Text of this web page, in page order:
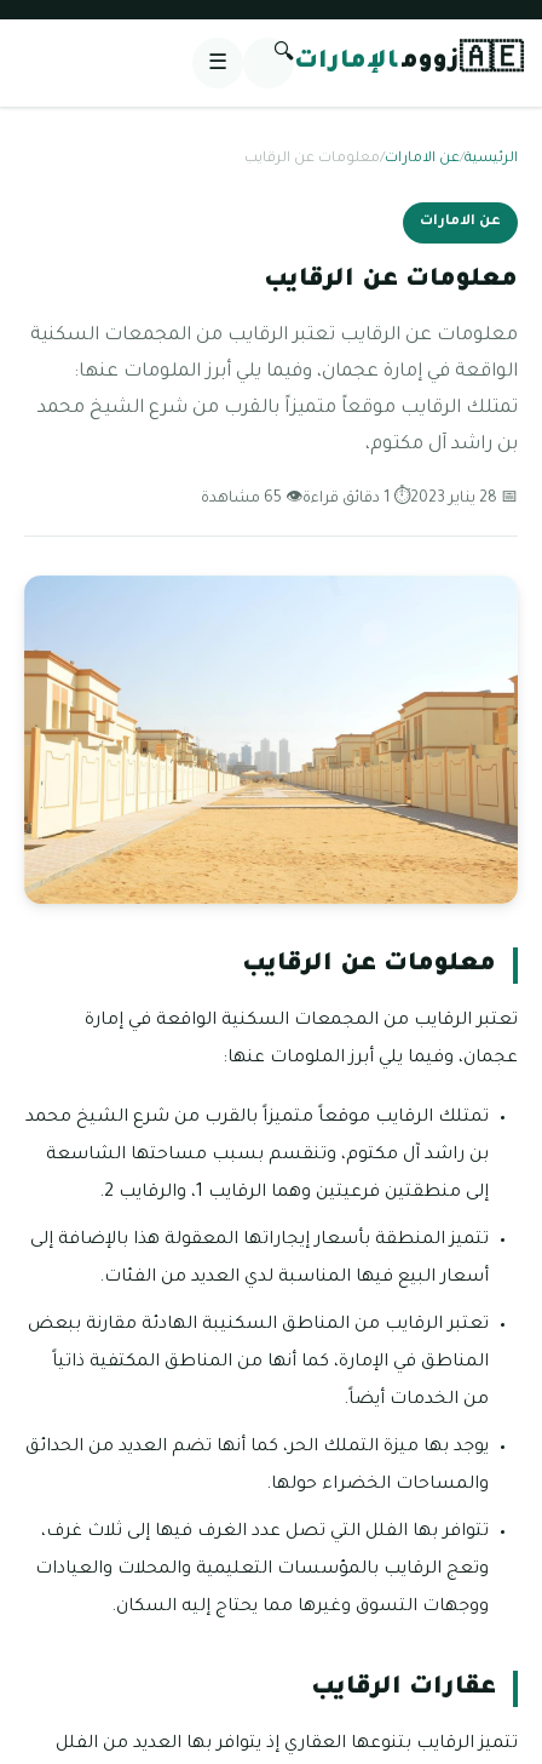
🇦🇪زوومالإمارات🔍
☰
الرئيسية/عن الامارات/معلومات عن الرقايب
عن الامارات
معلومات عن الرقايب
معلومات عن الرقايب تعتبر الرقايب من المجمعات السكنية
الواقعة في إمارة عجمان، وفيما يلي أبرز الملومات عنها:
تمتلك الرقايب موقعاً متميزاً بالقرب من شرع الشيخ محمد
بن راشد آل مكتوم،
📅 28 يناير 2023 ⏱ 1 دقائق قراءة 👁 65 مشاهدة
معلومات عن الرقايب
تعتبر الرقايب من المجمعات السكنية الواقعة في إمارة
عجمان، وفيما يلي أبرز الملومات عنها:
تمتلك الرقايب موقعاً متميزاً بالقرب من شرع الشيخ محمد
بن راشد آل مكتوم، وتنقسم بسبب مساحتها الشاسعة
إلى منطقتين فرعيتين وهما الرقايب 1، والرقايب 2.
تتميز المنطقة بأسعار إيجاراتها المعقولة هذا بالإضافة إلى
أسعار البيع فيها المناسبة لدي العديد من الفئات.
تعتبر الرقايب من المناطق السكنيبة الهادئة مقارنة ببعض
المناطق في الإمارة، كما أنها من المناطق المكتفية ذاتياً
من الخدمات أيضاً.
يوجد بها ميزة التملك الحر، كما أنها تضم العديد من الحدائق
والمساحات الخضراء حولها.
تتوافر بها الفلل التي تصل عدد الغرف فيها إلى ثلاث غرف،
وتعج الرقايب بالمؤسسات التعليمية والمحلات والعيادات
ووجهات التسوق وغيرها مما يحتاج إليه السكان.
عقارات الرقايب
تتميز الرقايب بتنوعها العقاري إذ يتوافر بها العديد من الفلل